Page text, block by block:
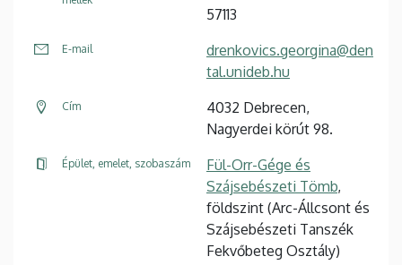
57113
E-mail
drenkovics.georgina@den
tal.unideb.hu
Cím
4032 Debrecen,
Nagyerdei körút 98.
Épület, emelet, szobaszám
Fül-Orr-Gége és
Szájsebészeti Tömb,
földszint (Arc-Állcsont és
Szájsebészeti Tanszék
Fekvőbeteg Osztály)